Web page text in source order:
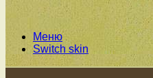
Меню
Switch skin